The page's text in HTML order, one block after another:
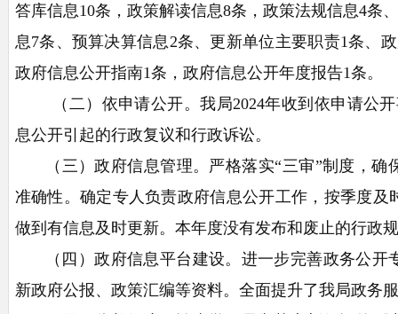
答库信息10条，政策解读信息8条，政策法规信息4条
息7条、预算决算信息2条、更新单位主要职责1条、
政府信息公开指南1条，政府信息公开年度报告1条。
（二）依申请公开。我局2024年收到依申请公
息公开引起的行政复议和行政诉讼。
（三）政府信息管理。严格落实“三审”制度，确
准确性。确定专人负责政府信息公开工作，按季度及
做到有信息 及时更新。本年度没有发布和废止的行政
（四）政府信息平台建设。进一步完善政务公开
新政府公报、政策汇编等资料。全面提升了我局政务